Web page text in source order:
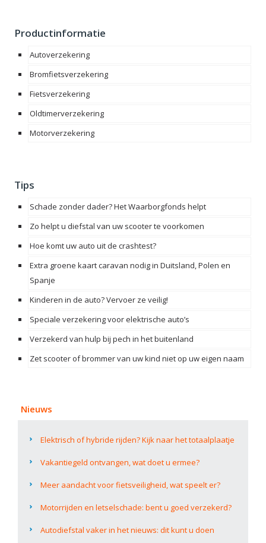
Productinformatie
Autoverzekering
Bromfietsverzekering
Fietsverzekering
Oldtimerverzekering
Motorverzekering
Tips
Schade zonder dader? Het Waarborgfonds helpt
Zo helpt u diefstal van uw scooter te voorkomen
Hoe komt uw auto uit de crashtest?
Extra groene kaart caravan nodig in Duitsland, Polen en
Spanje
Kinderen in de auto? Vervoer ze veilig!
Speciale verzekering voor elektrische auto’s
Verzekerd van hulp bij pech in het buitenland
Zet scooter of brommer van uw kind niet op uw eigen naam
Nieuws
Elektrisch of hybride rijden? Kijk naar het totaalplaatje
Vakantiegeld ontvangen, wat doet u ermee?
Meer aandacht voor fietsveiligheid, wat speelt er?
Motorrijden en letselschade: bent u goed verzekerd?
Autodiefstal vaker in het nieuws: dit kunt u doen